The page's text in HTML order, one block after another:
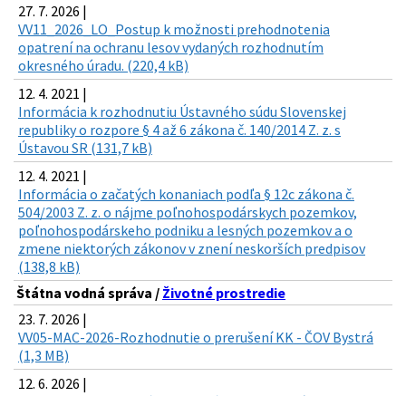
27. 7. 2026 |
VV11_2026_LO_Postup k možnosti prehodnotenia
opatrení na ochranu lesov vydaných rozhodnutím
okresného úradu. (220,4 kB)
12. 4. 2021 |
Informácia k rozhodnutiu Ústavného súdu Slovenskej
republiky o rozpore § 4 až 6 zákona č. 140/2014 Z. z. s
Ústavou SR (131,7 kB)
12. 4. 2021 |
Informácia o začatých konaniach podľa § 12c zákona č.
504/2003 Z. z. o nájme poľnohospodárskych pozemkov,
poľnohospodárskeho podniku a lesných pozemkov a o
zmene niektorých zákonov v znení neskorších predpisov
(138,8 kB)
Štátna vodná správa / Životné prostredie
23. 7. 2026 |
VV05-MAC-2026-Rozhodnutie o prerušení KK - ČOV Bystrá
(1,3 MB)
12. 6. 2026 |